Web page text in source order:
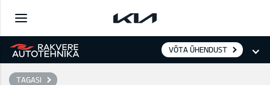
VÕTA ÜHENDUST
TAGASI